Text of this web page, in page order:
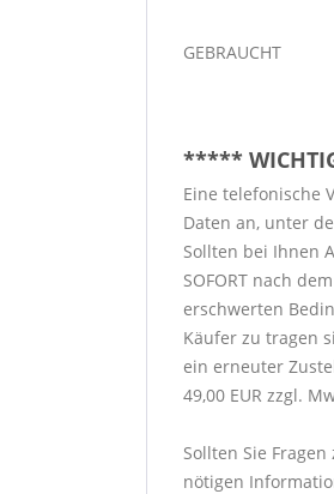
GEBRAUCHT
*****
Eine telefonische
Daten an, unter
Sollten bei Ihnen
SOFORT nach
erschwerten
Käufer zu tragen
ein erneuter
49,00 EUR zzgl.
Sollten Sie
nötigen